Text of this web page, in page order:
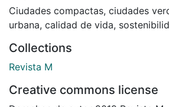
Ciudades compactas, ciudades
urbana, calidad de vida,
Collections
Revista M
Creative commons license